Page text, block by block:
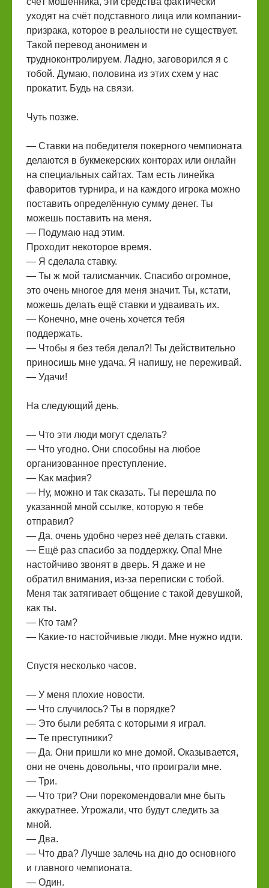
уходят на счёт подставного лица или компании-
призрака, которое в реальности не существует.
Такой перевод анонимен и
трудноконтролируем. Ладно, заговорился я с
тобой. Думаю, половина из этих схем у нас
прокатит. Будь на связи.
Чуть позже.
— Ставки на победителя покерного чемпионата
делаются в букмекерских конторах или онлайн
на специальных сайтах. Там есть линейка
фаворитов турнира, и на каждого игрока можно
поставить определённую сумму денег. Ты
можешь поставить на меня.
— Подумаю над этим.
Проходит некоторое время.
— Я сделала ставку.
— Ты ж мой талисманчик. Спасибо огромное,
это очень многое для меня значит. Ты, кстати,
можешь делать ещё ставки и удваивать их.
— Конечно, мне очень хочется тебя
поддержать.
— Чтобы я без тебя делал?! Ты действительно
приносишь мне удача. Я напишу, не переживай.
— Удачи!
На следующий день.
— Что эти люди могут сделать?
— Что угодно. Они способны на любое
организованное преступление.
— Как мафия?
— Ну, можно и так сказать. Ты перешла по
указанной мной ссылке, которую я тебе
отправил?
— Да, очень удобно через неё делать ставки.
— Ещё раз спасибо за поддержку. Опа! Мне
настойчиво звонят в дверь. Я даже и не
обратил внимания, из-за переписки с тобой.
Меня так затягивает общение с такой девушкой,
как ты.
— Кто там?
— Какие-то настойчивые люди. Мне нужно идти.
Спустя несколько часов.
— У меня плохие новости.
— Что случилось? Ты в порядке?
— Это были ребята с которыми я играл.
— Те преступники?
— Да. Они пришли ко мне домой. Оказывается,
они не очень довольны, что проиграли мне.
— Три.
— Что три? Они порекомендовали мне быть
аккуратнее. Угрожали, что будут следить за
мной.
— Два.
— Что два? Лучше залечь на дно до основного
и главного чемпионата.
— Один.